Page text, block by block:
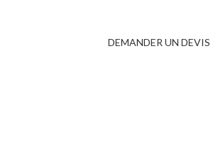
DEMANDER UN DEVIS